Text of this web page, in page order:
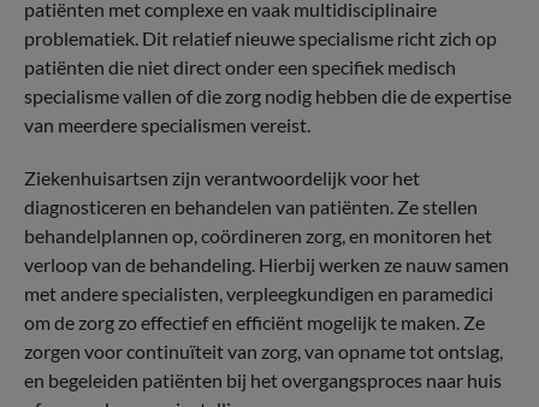
patiënten met complexe en vaak multidisciplinaire
problematiek. Dit relatief nieuwe specialisme richt zich op
patiënten die niet direct onder een specifiek medisch
specialisme vallen of die zorg nodig hebben die de expertise
van meerdere specialismen vereist.
Ziekenhuisartsen zijn verantwoordelijk voor het
diagnosticeren en behandelen van patiënten. Ze stellen
behandelplannen op, coördineren zorg, en monitoren het
verloop van de behandeling. Hierbij werken ze nauw samen
met andere specialisten, verpleegkundigen en paramedici
om de zorg zo effectief en efficiënt mogelijk te maken. Ze
zorgen voor continuïteit van zorg, van opname tot ontslag,
en begeleiden patiënten bij het overgangsproces naar huis